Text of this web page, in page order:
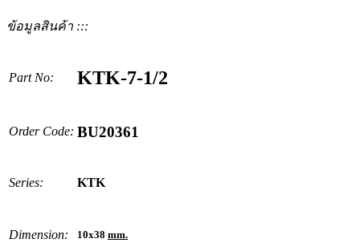
ข้อมูลสินค้า :::
Part No: KTK-7-1/2
Order Code: BU20361
Series: KTK
Dimension: 10x38 mm.